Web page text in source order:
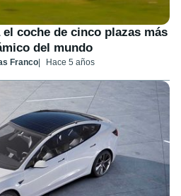
coche de cinco plazas más
del mundo
Franco Hace 5 años